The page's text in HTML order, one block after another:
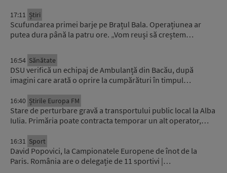
17:11 Știri
Scufundarea primei barje pe Brațul Bala. Operațiunea ar
putea dura până la patru ore. „Vom reuși să creștem…
16:54 Sănătate
DSU verifică un echipaj de Ambulanță din Bacău, după
imagini care arată o oprire la cumpărături în timpul…
16:40 Știrile Europa FM
Stare de perturbare gravă a transportului public local la Alba
Iulia. Primăria poate contracta temporar un alt operator,…
16:31 Sport
David Popovici, la Campionatele Europene de înot de la
Paris. România are o delegație de 11 sportivi |…